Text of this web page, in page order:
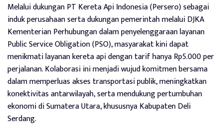
Melalui dukungan PT Kereta Api Indonesia (Persero) sebagai
induk perusahaan serta dukungan pemerintah melalui DJKA
Kementerian Perhubungan dalam penyelenggaraan layanan
Public Service Obligation (PSO), masyarakat kini dapat
menikmati layanan kereta api dengan tarif hanya Rp5.000 per
perjalanan. Kolaborasi ini menjadi wujud komitmen bersama
dalam memperluas akses transportasi publik, meningkatkan
konektivitas antarwilayah, serta mendukung pertumbuhan
ekonomi di Sumatera Utara, khususnya Kabupaten Deli
Serdang.